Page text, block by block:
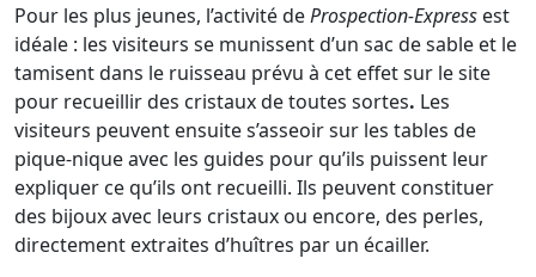
Pour les plus jeunes, l’activité deProspection-Express est
idéale : les visiteurs se munissent d’un sac de sable et le
tamisent dans le ruisseau prévu à cet effet sur le site
pour recueillir des cristaux de toutes sortes. Les
visiteurs peuvent ensuite s’asseoir sur les tables de
pique-nique avec les guides pour qu’ils puissent leur
expliquer ce qu’ils ont recueilli. Ils peuvent constituer
des bijoux avec leurs cristaux ou encore, des perles,
directement extraites d’huîtres par un écailler.